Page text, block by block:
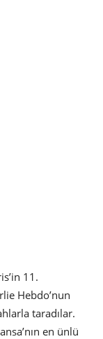
11.
Hebdo’nun
taradılar.
en ünlü